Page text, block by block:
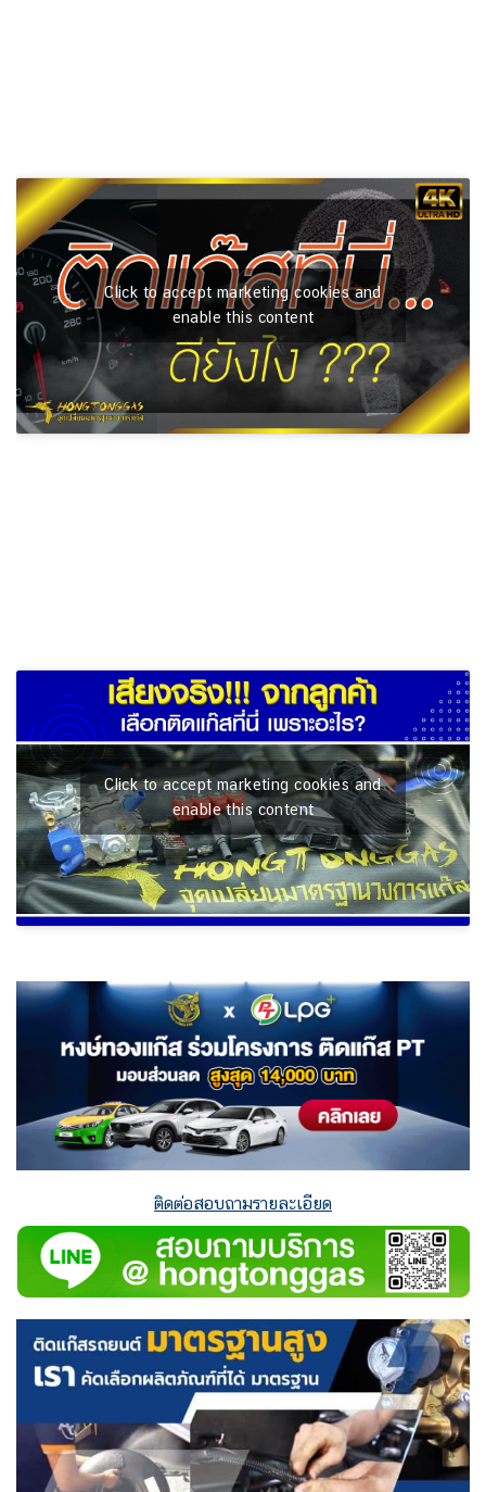
Click to accept marketing cookies and
enable this content
Click to accept marketing cookies and
enable this content
ติดต่อสอบถามรายละเอียด